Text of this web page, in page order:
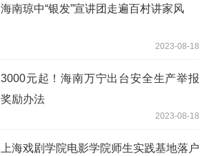
海南琼中“银发”宣讲团走遍百村讲家风
2023-08-18
3000元起！海南万宁出台安全生产举报
奖励办法
2023-08-18
上海戏剧学院电影学院师生实践基地落户